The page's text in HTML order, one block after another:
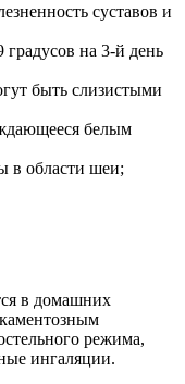
суставов и
на 3-й день
быть слизистыми
белым
в области шеи;
в домашних
режима,
ингаляции.